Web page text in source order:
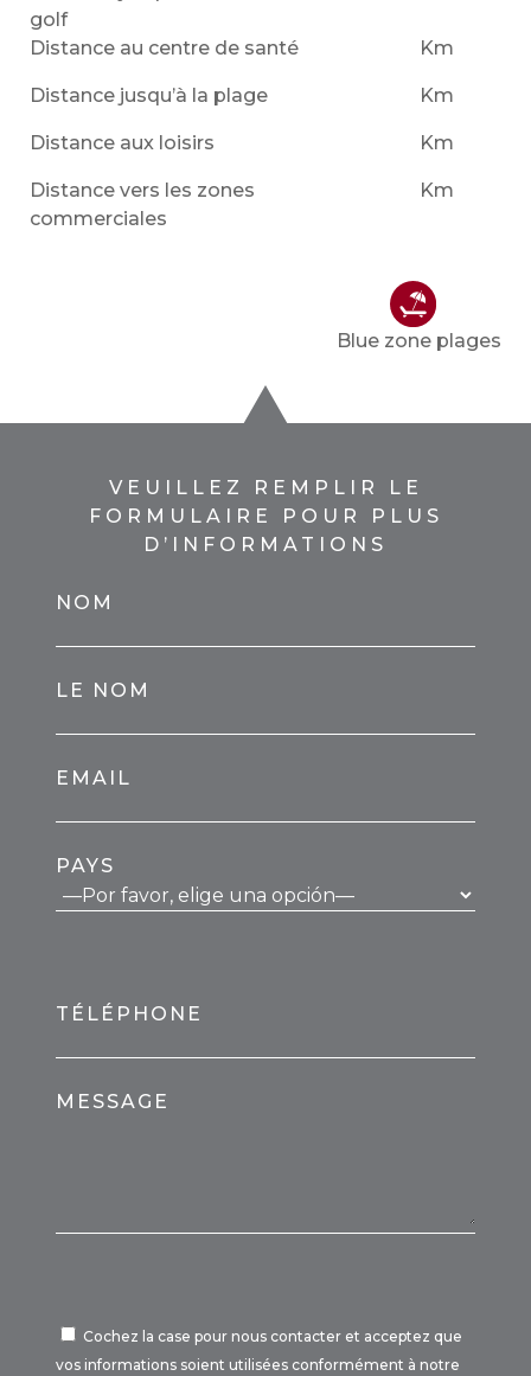
golf
Distance au centre de santé Km
Distance jusqu’à la plage Km
Distance aux loisirs Km
Distance vers les zones
commerciales
Km
Blue zone plages
VEUILLEZ REMPLIR LE
FORMULAIRE POUR PLUS
D’INFORMATIONS
NOM
LE NOM
EMAIL
PAYS
TÉLÉPHONE
MESSAGE
Cochez la case pour nous contacter et acceptez que
vos informations soient utilisées conformément à notre